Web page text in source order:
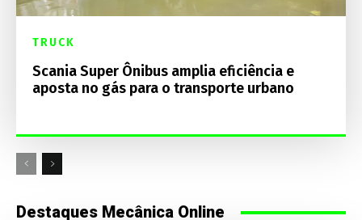
TRUCK
Scania Super Ônibus amplia eficiência e
aposta no gás para o transporte urbano
Destaques Mecânica Online